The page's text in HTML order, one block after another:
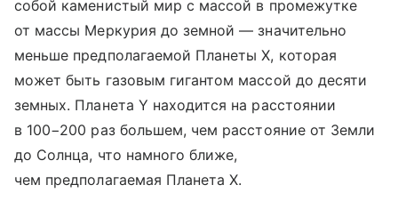
собой каменистый мир с массой в промежутке
от массы Меркурия до земной — значительно
меньше предполагаемой Планеты X, которая
может быть газовым гигантом массой до десяти
земных. Планета Y находится на расстоянии
в 100−200 раз большем, чем расстояние от Земли
до Солнца, что намного ближе,
чем предполагаемая Планета X.